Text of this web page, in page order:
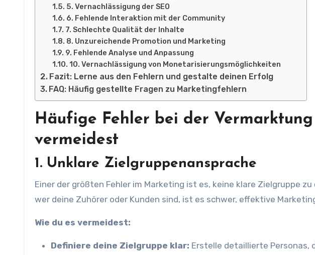
5. Vernachlässigung der SEO
6. Fehlende Interaktion mit der Community
7. Schlechte Qualität der Inhalte
8. Unzureichende Promotion und Marketing
9. Fehlende Analyse und Anpassung
10. Vernachlässigung von Monetarisierungsmöglichkeiten
Fazit: Lerne aus den Fehlern und gestalte deinen Erfolg
FAQ: Häufig gestellte Fragen zu Marketingfehlern
Häufige Fehler bei der
vermeidest
1. Unklare Zielgruppenansprache
Einer der größten Fehler im Marketing ist es, keine klare Zielgruppe
wer deine Zuhörer oder Kunden sind, ist es schwer, effektive
Wie du es vermeidest:
Definiere deine Zielgruppe klar: Erstelle detaillierte Personas,